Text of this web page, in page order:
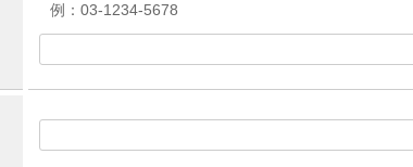
例：03-1234-5678